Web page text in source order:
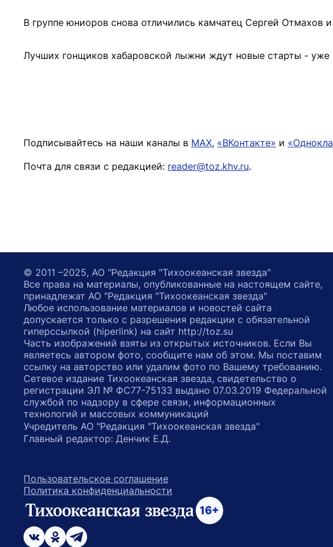
В группе юниоров снова отличились камчатец Сергей
Лучших гонщиков хабаровской лыжни ждут новые старты - уже
Подписывайтесь на наши каналы в MAX, «ВКонтакте» и
Почта для связи с редакцией: reader@toz.khv.ru.
© 2011 –2025, АО "Редакция "Тихоокеанская звезда"
Все права на материалы, опубликованные на настоящем сайте,
принадлежат АО "Редакция "Тихоокеанская звезда"
Любое использование материалов и новостей сайта
допускается только с разрешения редакции с обязательной
гиперссылкой (hiperlink) на сайт http://toz.su
Часть изображений взяты из открытых источников. Если Вы
являетесь автором фото, сообщите нам об этом. Мы поставим
ссылку на авторство или удалим фото по Вашему требованию.
Сетевое издание Тихоокеанская звезда, свидетельство о
регистрации ЭЛ № ФС77-75133 выдано 07.03.2019 Федеральной
службой по надзору в сфере связи, информационных
технологий и массовых коммуникаций
Учредитель АО "Редакция "Тихоокеанская звезда"
Главный редактор: Денчик Е.Д.
Пользовательское соглашение
Политика конфиденциальности
ссылка на главную
возрастное ограничение 16+
ссылка на страницу в Вконтакте
ссылка на страницу в Одноклассниках
ссылка на канал в Телеграмм